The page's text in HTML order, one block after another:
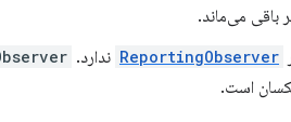
باقی می‌ماند.
ReportingObserver ندارد.
است.